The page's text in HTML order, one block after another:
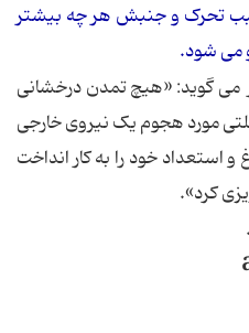
تحرک و جنبش هر چه بیشتر
مى شود.
مى گوید: «هیچ تمدن درخشانى
مورد هجوم یک نیروى خارجى
و استعداد خود را به کار انداخت
کرد».